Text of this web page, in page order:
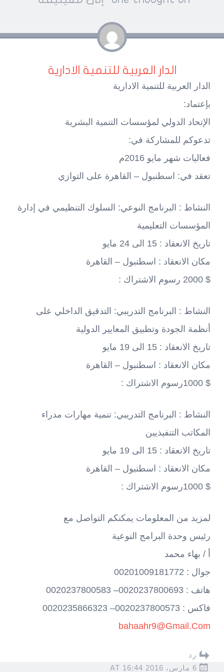
navigation
الدار العربية للتنمية الادارية
الدار العربية للتنمية الادارية
بإعتماد:
الإتحاد الدولي لمؤسسات التنمية البشرية
تدعوكم للمشاركة في:
فعاليات شهر مايو 2016م
تعقد في: اسطنبول – القاهرة على التوازي
النشاط : البرنامج النوعي: السلوك التنظيمي في إدارة
المؤسسات التعليمية
تاريخ الانعقاد : 15 الى 24 مايو
مكان الانعقاد : اسطنبول – القاهرة
$ 2000 رسوم الاشتراك :
النشاط : البرنامج التدريبي: التدقيق الداخلي على
أنظمة الجودة وتطبيق المعايير الدولية
تاريخ الانعقاد : 15 الى 19 مايو
مكان الانعقاد : اسطنبول – القاهرة
$ 1000رسوم الاشتراك :
النشاط : البرنامج التدريبي: تنمية مهارات مدراء
المكاتب التنفيذيين
تاريخ الانعقاد : 15 الى 19 مايو
مكان الانعقاد : اسطنبول – القاهرة
$ 1000رسوم الاشتراك :
لمزيد من المعلومات يمكنكم التواصل مع
رئيس وحدة البرامج النوعية
أ / بهاء محمد
جوال : 00201009181772
هاتف : 0020237800693– 0020237800583
فاكس : 0020237800573– 0020235866323
bahaahr9@Gmail.Com
رد
6 مارس، 2016 AT 16:44